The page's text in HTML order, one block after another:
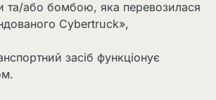
та/або бомбою, яка перевозилася
Cybertruck»,
засіб функціонує